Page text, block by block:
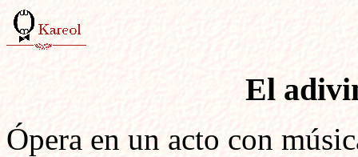
El
Ópera en un acto con